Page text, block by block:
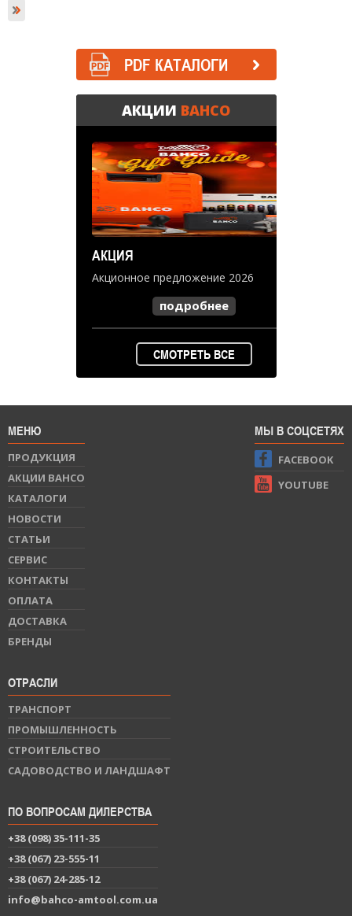
PDF КАТАЛОГИ
АКЦИИ BAHCO
АКЦИЯ
Акционное предложение 2026
подробнее
СМОТРЕТЬ ВСЕ
МЕНЮ
ПРОДУКЦИЯ
АКЦИИ BAHCO
КАТАЛОГИ
НОВОСТИ
СТАТЬИ
СЕРВИС
КОНТАКТЫ
ОПЛАТА
ДОСТАВКА
БРЕНДЫ
ОТРАСЛИ
ТРАНСПОРТ
ПРОМЫШЛЕННОСТЬ
СТРОИТЕЛЬСТВО
САДОВОДСТВО И ЛАНДШАФТ
ПО ВОПРОСАМ ДИЛЕРСТВА
+38 (098) 35-111-35
+38 (067) 23-555-11
+38 (067) 24-285-12
info@bahco-amtool.com.ua
МЫ В СОЦСЕТЯХ
FACEBOOK
YOUTUBE